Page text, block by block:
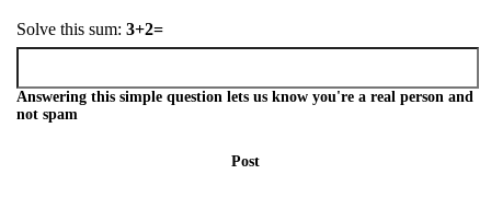
Solve this sum: 3+2=
Answering this simple question lets us know you're a real person and
not spam
Post